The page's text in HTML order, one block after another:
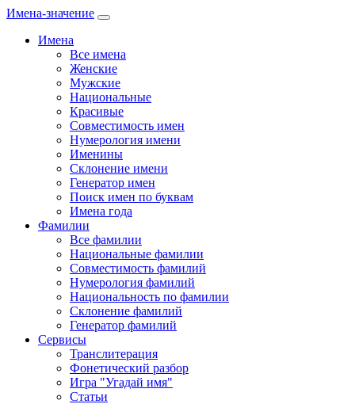
Имена-значение
Имена
Все имена
Женские
Мужские
Национальные
Красивые
Совместимость имен
Нумерология имени
Именины
Склонение имени
Генератор имен
Поиск имен по буквам
Имена года
Фамилии
Все фамилии
Национальные фамилии
Совместимость фамилий
Нумерология фамилий
Национальность по фамилии
Склонение фамилий
Генератор фамилий
Сервисы
Транслитерация
Фонетический разбор
Игра "Угадай имя"
Статьи